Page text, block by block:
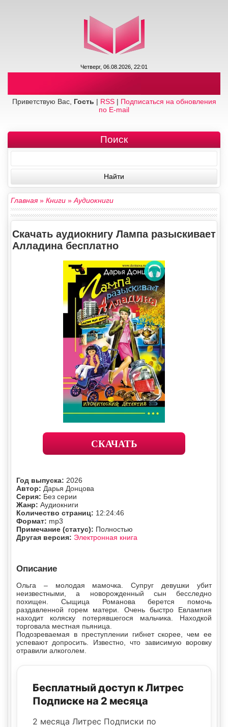
Четверг, 06.08.2026, 22:01
Приветствую Вас, Гость | RSS| Подписаться на обновления
по E-mail
Поиск
Главная» Книги »Аудиокниги
Скачать аудиокнигу Лампа разыскивает
Алладина бесплатно
СКАЧАТЬ
Год выпуска: 2026
Автор: Дарья Донцова
Серия: Без серии
Жанр: Аудиокниги
Количество страниц: 12:24:46
Формат: mp3
Примечание (статус): Полностью
Другая версия: Электронная книга
Описание
Ольга – молодая мамочка. Супруг девушки убит
неизвестными, а новорожденный сын бесследно
похищен. Сыщица Романова берется помочь
раздавленной горем матери. Очень быстро Евлампия
находит коляску потерявшегося мальчика. Находкой
торговала местная пьяница.
Подозреваемая в преступлении гибнет скорее, чем ее
успевают допросить. Известно, что зависимую воровку
отравили алкоголем.
Бесплатный доступ к Литрес
Подписке на 2 месяца
2 месяца Литрес Подписки по